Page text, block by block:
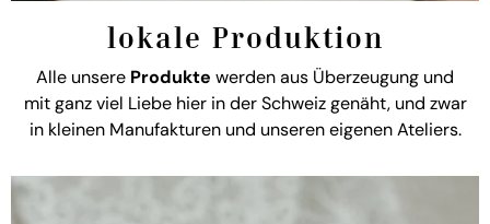
lokale Produktion
Alle unsere Produkte werden aus Überzeugung und
mit ganz viel Liebe hier in der Schweiz genäht, und zwar
in kleinen Manufakturen und unseren eigenen Ateliers.